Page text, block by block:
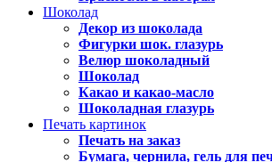
Шоколад
Декор из шоколада
Фигурки шок. глазурь
Велюр шоколадный
Шоколад
Какао и какао-масло
Шоколадная глазурь
Печать картинок
Печать на заказ
Бумага, чернила, гель для